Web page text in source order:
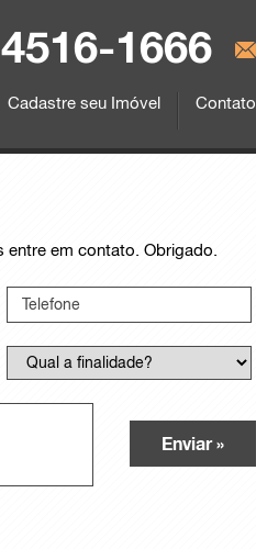
4516-1666
Cadastre seu Imóvel Contato
entre em contato. Obrigado.
Enviar »